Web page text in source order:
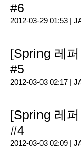
#6
2012-03-29 01:53 |
[Spring 레
#5
2012-03-03 02:17 |
[Spring 레
#4
2012-03-03 02:09 |